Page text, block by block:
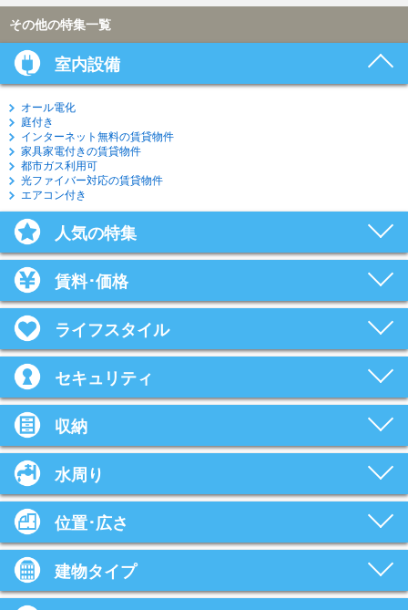
その他の特集一覧
室内設備
オール電化
庭付き
インターネット無料の賃貸物件
家具家電付きの賃貸物件
都市ガス利用可
光ファイバー対応の賃貸物件
エアコン付き
人気の特集
賃料･価格
ライフスタイル
セキュリティ
収納
水周り
位置･広さ
建物タイプ